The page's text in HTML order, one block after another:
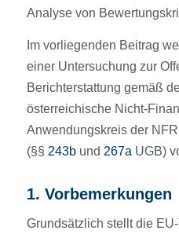
Analyse von
Im vorliegenden Beitrag
einer Untersuchung zur
Berichterstattung gemäß
österreichische Nicht-
Anwendungskreis der
(§§ 243bund 267a UGB)
1. Vorbemerkungen
Grundsätzlich stellt die